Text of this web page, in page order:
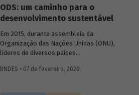
foram alcançadas e, se necessário,
corrigir rumos.
ODS: um caminho para o
desenvolvimento sustentável
Em 2015, durante assembleia da
Organização das Nações Unidas (ONU),
líderes de diversos países
comum em prol do desenvolvimento
BNDES • 07 de fevereiro, 2020